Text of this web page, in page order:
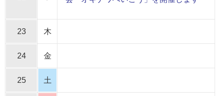
23 木
24 金
25 土